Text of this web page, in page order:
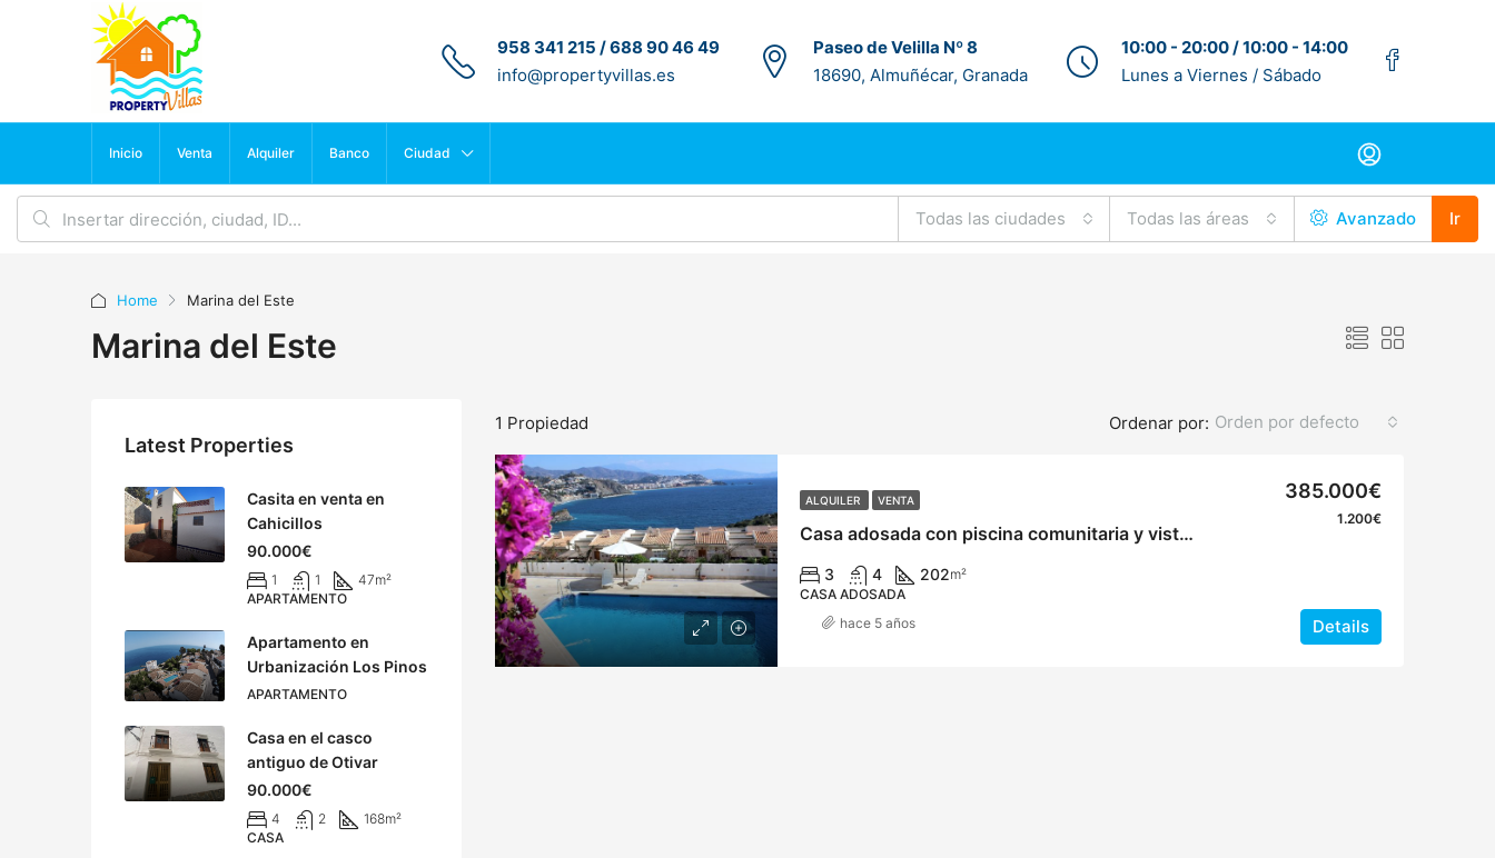
958 341 215 / 688 90 46 49
info@propertyvillas.es
Paseo de Velilla Nº 8
18690, Almuñécar, Granada
10:00 - 20:00 / 10:00 - 14:00
Lunes a Viernes / Sábado
Inicio Venta Alquiler Banco Ciudad
Todas las ciudades Todas las áreas Avanzado Ir
Home Marina del Este
Marina del Este
1 Propiedad Ordenar por: Orden por defecto
ALQUILER VENTA
Casa adosada con piscina comunitaria y vistas al mar cerca del Puerto Marina del Este
385.000€
1.200€
3 4 202m²
CASA ADOSADA
Details
hace 5 años
Latest Properties
Casita en venta en
Cahicillos
90.000€
1 1 47m²
APARTAMENTO
Apartamento en
Urbanización Los Pinos
APARTAMENTO
Casa en el casco
antiguo de Otivar
90.000€
4 2 168m²
CASA